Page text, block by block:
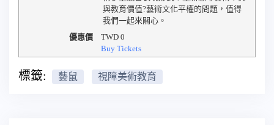
與教育價值?藝術文化平權的問題，值得
我們一起來關心。
優惠價
TWD0
Buy Tickets
標籤: 藝鼠 視障美術教育